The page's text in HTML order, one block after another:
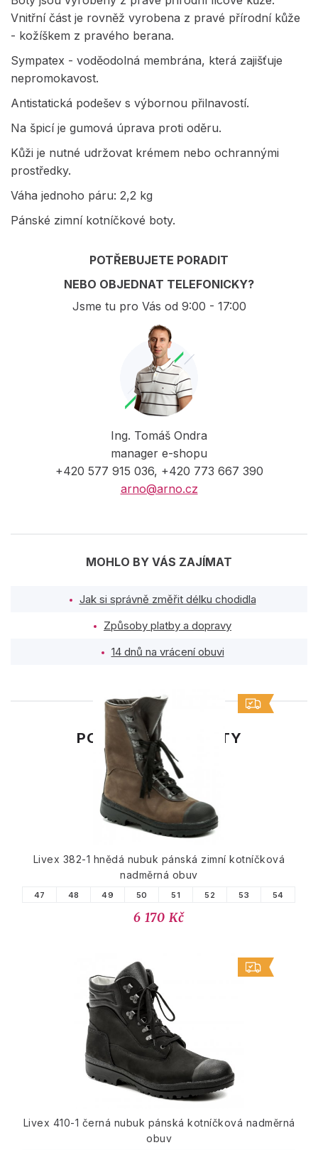
Vnitřní část je rovněž vyrobena z pravé přírodní kůže
- kožíškem z pravého berana.
Sympatex - voděodolná membrána, která zajišťuje
nepromokavost.
Antistatická podešev s výbornou přilnavostí.
Na špicí je gumová úprava proti oděru.
Kůži je nutné udržovat krémem nebo ochrannými
prostředky.
Váha jednoho páru: 2,2 kg
Pánské zimní kotníčkové boty.
POTŘEBUJETE PORADIT
NEBO OBJEDNAT TELEFONICKY?
Jsme tu pro Vás od 9:00 - 17:00
Ing. Tomáš Ondra
manager e-shopu
+420 577 915 036, +420 773 667 390
arno@arno.cz
MOHLO BY VÁS ZAJÍMAT
Jak si správně změřit délku chodidla
Způsoby platby a dopravy
14 dnů na vrácení obuvi
PODOBNÉ PRODUKTY
Livex 382-1 hnědá nubuk pánská zimní kotníčková
nadměrná obuv
47 48 49 50 51 52 53 54
6 170 Kč
Livex 410-1 černá nubuk pánská kotníčková nadměrná
obuv